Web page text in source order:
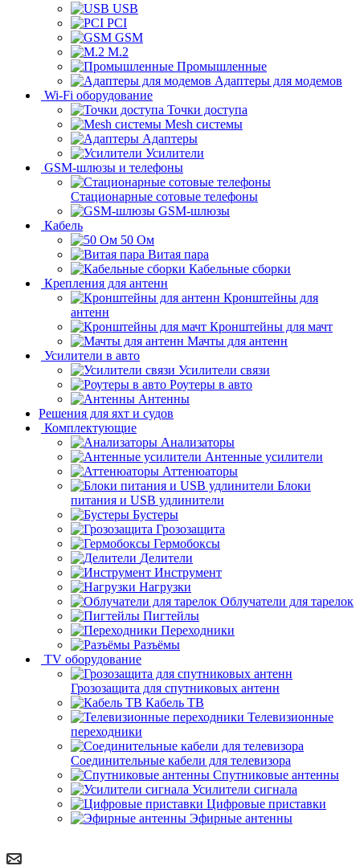
USB
PCI
GSM
M.2
Промышленные
Адаптеры для модемов
Wi-Fi оборудование
Точки доступа
Mesh системы
Адаптеры
Усилители
GSM-шлюзы и телефоны
Стационарные сотовые телефоны
GSM-шлюзы
Кабель
50 Ом
Витая пара
Кабельные сборки
Крепления для антенн
Кронштейны для
антенн
Кронштейны для мачт
Мачты для антенн
Усилители в авто
Усилители связи
Роутеры в авто
Антенны
Решения для яхт и судов
Комплектующие
Анализаторы
Антенные усилители
Аттенюаторы
Блоки
питания и USB удлинители
Бустеры
Грозозащита
Гермобоксы
Делители
Инструмент
Нагрузки
Облучатели для тарелок
Пигтейлы
Переходники
Разъёмы
TV оборудование
Грозозащита для спутниковых антенн
Кабель ТВ
Телевизионные
переходники
Соединительные кабели для телевизора
Спутниковые антенны
Усилители сигнала
Цифровые приставки
Эфирные антенны